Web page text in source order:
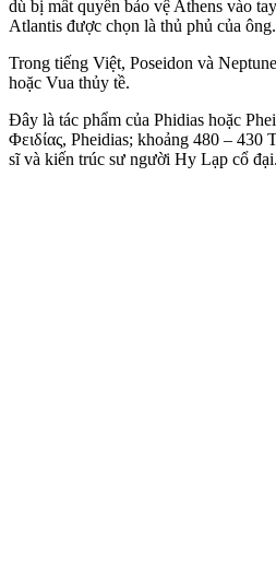
dù bị mất quyền bảo vệ Athens vào
Atlantis được chọn là thủ phủ của ông.
Trong tiếng Việt, Poseidon và
hoặc Vua thủy tề.
Đây là tác phẩm của Phidias hoặc
Φειδίας, Pheidias; khoảng 480 – 430
sĩ và kiến trúc sư người Hy Lạp cổ đại.